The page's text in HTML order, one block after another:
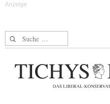
Suche nach: